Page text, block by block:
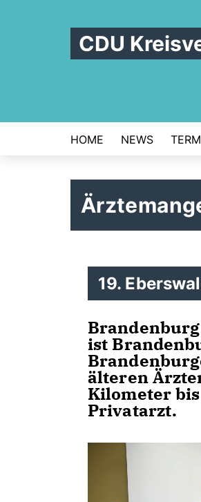
CDU
HOME NEWS
19.
ist
älteren
Kilometer
Privatarzt.